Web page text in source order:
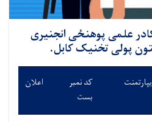
علمی پوهنځی انجنیری
پولی تخنیک کابل.
کد نمبر
بست
اعلان